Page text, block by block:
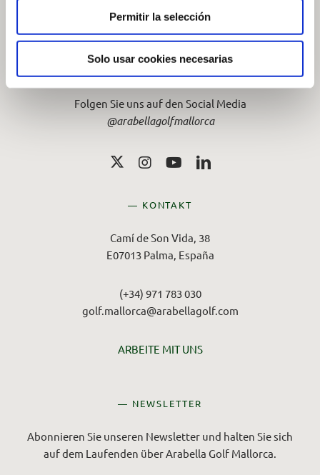
Permitir la selección
Solo usar cookies necesarias
Folgen Sie uns auf den Social Media
@arabellagolfmallorca
— KONTAKT
Camí de Son Vida, 38
E07013 Palma, España
(+34) 971 783 030
golf.mallorca@arabellagolf.com
ARBEITE MIT UNS
— NEWSLETTER
Abonnieren Sie unseren Newsletter und halten Sie sich
auf dem Laufenden über Arabella Golf Mallorca.